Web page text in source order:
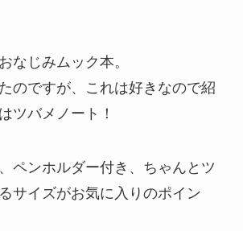
なじみムック本。
のですが、これは好きなので紹
ツバメノート！
ペンホルダー付き、ちゃんとツ
サイズがお気に入りのポイン